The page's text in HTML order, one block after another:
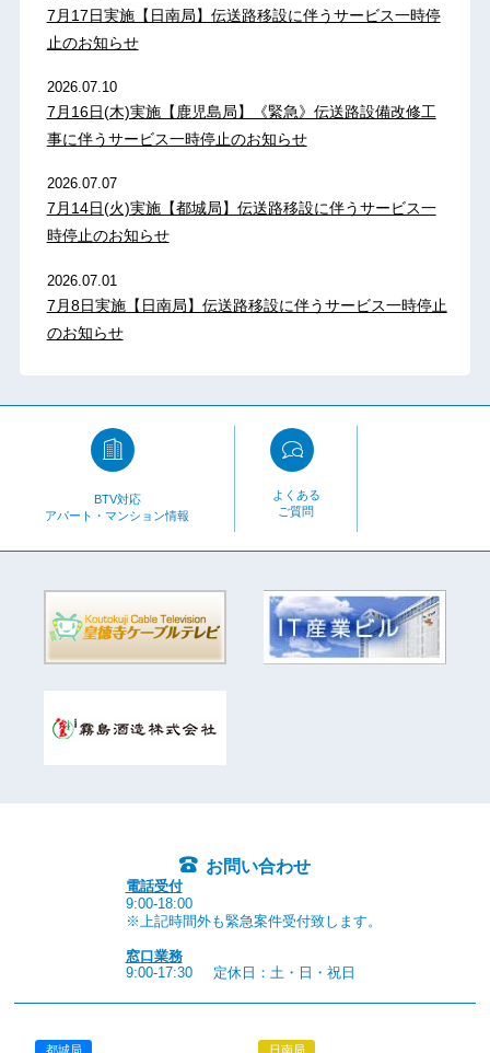
7月17日実施【日南局】伝送路移設に伴うサービス一時停
止のお知らせ
2026.07.10
7月16日(木)実施【鹿児島局】《緊急》伝送路設備改修工
事に伴うサービス一時停止のお知らせ
2026.07.07
7月14日(火)実施【都城局】伝送路移設に伴うサービス一
時停止のお知らせ
2026.07.01
7月8日実施【日南局】伝送路移設に伴うサービス一時停止
のお知らせ
BTV対応
アパート・マンション情報
よくある
ご質問
お問い合わせ
電話受付
9:00-18:00
※上記時間外も緊急案件受付致します。
窓口業務
9:00-17:30
定休日：土・日・祝日
都城局 日南局